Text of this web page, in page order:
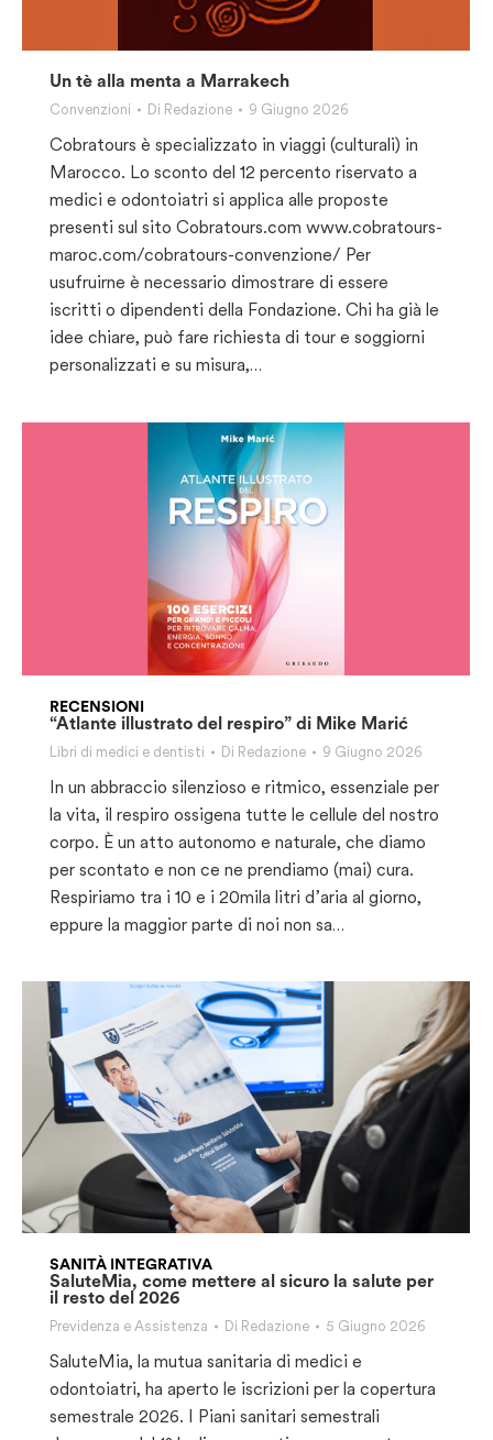
Un tè alla menta a Marrakech
Convenzioni Di Redazione 9 Giugno 2026
Cobratours è specializzato in viaggi (culturali) in
Marocco. Lo sconto del 12 percento riservato a
medici e odontoiatri si applica alle proposte
presenti sul sito Cobratours.com www.cobratours-
maroc.com/cobratours-convenzione/ Per
usufruirne è necessario dimostrare di essere
iscritti o dipendenti della Fondazione. Chi ha già le
idee chiare, può fare richiesta di tour e soggiorni
personalizzati e su misura,…
RECENSIONI
“Atlante illustrato del respiro” di Mike Marić
Libri di medici e dentisti Di Redazione 9 Giugno 2026
In un abbraccio silenzioso e ritmico, essenziale per
la vita, il respiro ossigena tutte le cellule del nostro
corpo. È un atto autonomo e naturale, che diamo
per scontato e non ce ne prendiamo (mai) cura.
Respiriamo tra i 10 e i 20mila litri d’aria al giorno,
eppure la maggior parte di noi non sa…
SANITÀ INTEGRATIVA
SaluteMia, come mettere al sicuro la salute per
il resto del 2026
Previdenza e Assistenza Di Redazione 5 Giugno 2026
SaluteMia, la mutua sanitaria di medici e
odontoiatri, ha aperto le iscrizioni per la copertura
semestrale 2026. I Piani sanitari semestrali